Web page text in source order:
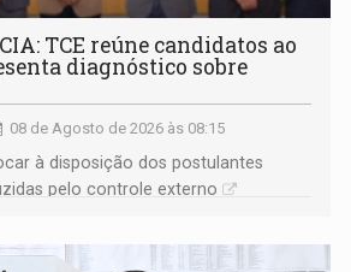
TCE reúne candidatos ao
diagnóstico sobre
08 de Agosto de 2026 às 08:15
à disposição dos postulantes
pelo controle externo